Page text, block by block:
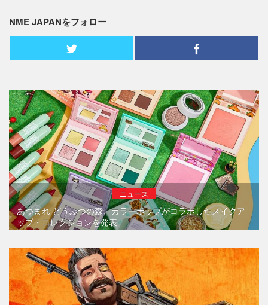
NME JAPANをフォロー
ニュース
あつまれ どうぶつの森、カラーポップがコラボしたメイクア
ップ・コレクションを発表